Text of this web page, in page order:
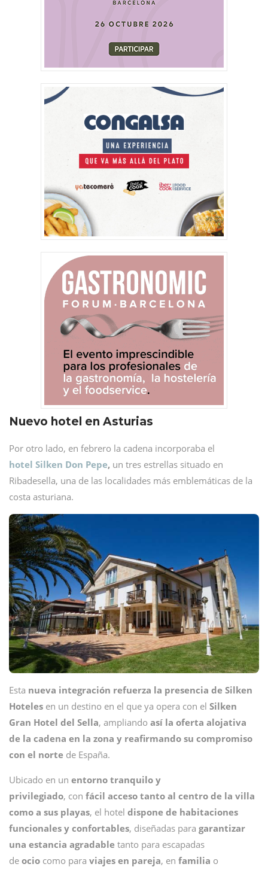
Nuevo hotel en Asturias
Por otro lado, en febrero la cadena incorporaba el
hotel Silken Don Pepe, un tres estrellas situado en
Ribadesella, una de las localidades más emblemáticas de la
costa asturiana.
Esta nueva integración refuerza la presencia de Silken
Hoteles en un destino en el que ya opera con el Silken
Gran Hotel del Sella, ampliando así la oferta alojativa
de la cadena en la zona y reafirmando su compromiso
con el norte de España.
Ubicado en un entorno tranquilo y
privilegiado, con fácil acceso tanto al centro de la villa
como a sus playas, el hotel dispone de habitaciones
funcionales y confortables, diseñadas para garantizar
una estancia agradable tanto para escapadas
de ocio como para viajes en pareja, en familia o